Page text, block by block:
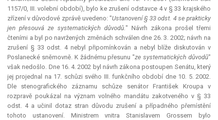
1157/0, III. volební období), bylo ke zrušení odstavce 4 v § 33 krajského
zřízení v důvodové zprávě uvedeno: "Ustanovení § 33 odst. 4 se prakticky
jen přesouvá ze systematických důvodů." Návrh zákona prošel třemi
čteními a byl po navržených změnách schválen dne 26. 3. 2002; návrh na
zrušení § 33 odst. 4 nebyl připomínkován a nebyl blíže diskutován v
Poslanecké sněmovně. K žádnému přesunu "ze systematických důvodů"
však nedošlo. Dne 16. 4. 2002 byl návrh zákona postoupen Senátu, který
jej projednal na 17. schůzi svého III. funkčního období dne 10. 5. 2002.
Dle stenografického záznamu schůze senátor František Kroupa v
rozpravě poukázal na význam volného mandátu zakotveného v § 33
odst. 4 a učinil dotaz stran důvodu zrušení a případného přemístění
tohoto ustanovení. Ministrem vnitra Stanislavem Grossem bylo